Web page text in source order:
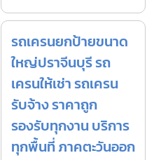
รถเครนยกป้ายขนาด
ใหญ่ปราจีนบุรี รถ
เครนให้เช่า รถเครน
รับจ้าง ราคาถูก
รองรับทุกงาน บริการ
ทุกพื้นที่ ภาคตะวันออก